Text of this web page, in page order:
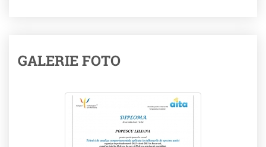
GALERIE FOTO